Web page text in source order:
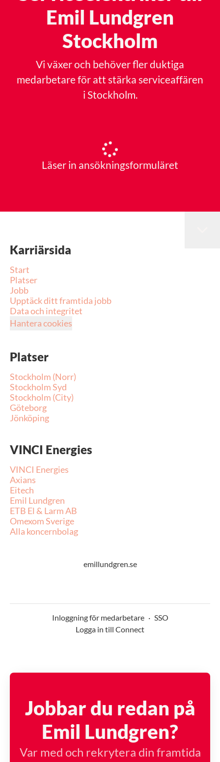
Emil Lundgren
Stockholm
Vi växer och behöver fler duktiga
medarbetare för att stärka serviceaffären
i Stockholm.
Läser in ansökningsformuläret
Karriärsida
Start
Platser
Jobb
Upptäck ditt framtida jobb
Data och integritet
Hantera cookies
Platser
Stockholm (Norr)
Stockholm Syd
Stockholm (City)
Göteborg
Jönköping
VINCI Energies
VINCI Energies
Axians
Eitech
Emil Lundgren
ETB El & Larm AB
Omexom Sverige
Alla koncernbolag
emillundgren.se
Inloggning för medarbetare · SSO
Logga in till Connect
Jobbar du redan på
Emil Lundgren?
Var med och rekrytera din framtida